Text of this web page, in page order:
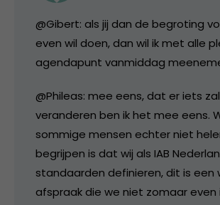
@Gibert: als jij dan de begroting
even wil doen, dan wil ik met alle
agendapunt vanmiddag
@Phileas: mee eens, dat er iets
veranderen ben ik het mee eens.
sommige mensen echter niet
begrijpen is dat wij als IAB
standaarden definieren, dit is een
afspraak die we niet zomaar even